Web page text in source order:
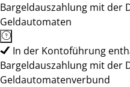
Bargeldauszahlung mit der
Geldautomaten
In der Kontoführung
Bargeldauszahlung mit der
Geldautomatenverbund